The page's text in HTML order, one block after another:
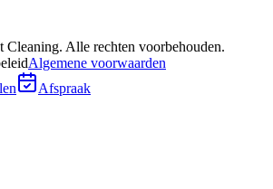
Cleaning. Alle rechten voorbehouden.
Algemene voorwaarden
Afspraak